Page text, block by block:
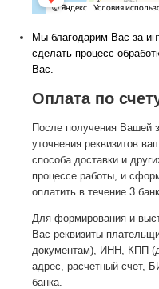
Мы благодарим Вас за
сделать процесс
Вас.
Оплата по
После получения Вашей
уточнения реквизитов
способа доставки и
процессе работы, и
оплатить в течение 3
Для формирования и
Вас реквизиты
документам), ИНН, КПП
адрес, расчетный счет,
банка.